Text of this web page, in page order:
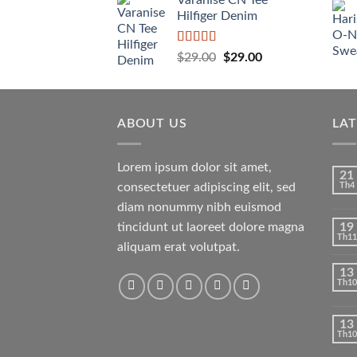
Hilfiger Denim
Được
3.505
$29.00
Giá
là:
$29.00Giá
tại
ABOUT US
Lorem ipsum dolor sit amet,
consectetuer adipiscing elit, sed
diam nonummy nibh euismod
tincidunt ut laoreet dolore magna
aliquam erat volutpat.
21
Th4
19
Th11
13
Th10
13
Th10